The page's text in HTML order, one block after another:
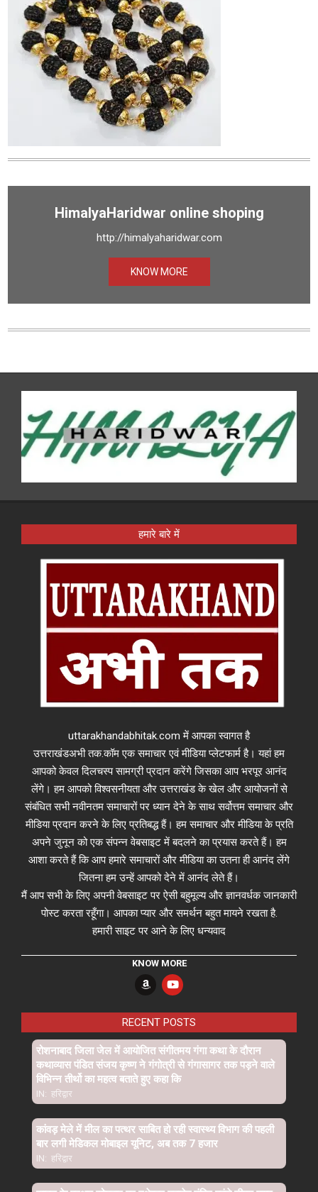
HimalyaHaridwar online shoping
http://himalyaharidwar.com
KNOW MORE
हमारे बारे में
uttarakhandabhitak.com में आपका स्वागत है
उत्तराखंडअभी तक.कॉम एक समाचार एवं मीडिया प्लेटफार्म है। यहां हम
आपको केवल दिलचस्प सामग्री प्रदान करेंगे जिसका आप भरपूर आनंद
लेंगे। हम आपको विश्वसनीयता और उत्तराखंड के खेल और आयोजनों से
संबंधित सभी नवीनतम समाचारों पर ध्यान देने के साथ सर्वोत्तम समाचार और
मीडिया प्रदान करने के लिए प्रतिबद्ध हैं। हम समाचार और मीडिया के प्रति
अपने जुनून को एक संपन्न वेबसाइट में बदलने का प्रयास करते हैं। हम
आशा करते हैं कि आप हमारे समाचारों और मीडिया का उतना ही आनंद लेंगे
जितना हम उन्हें आपको देने में आनंद लेते हैं।
मैं आप सभी के लिए अपनी वेबसाइट पर ऐसी बहुमूल्य और ज्ञानवर्धक जानकारी
पोस्ट करता रहूँगा। आपका प्यार और समर्थन बहुत मायने रखता है.
हमारी साइट पर आने के लिए धन्यवाद
KNOW MORE
RECENT POSTS
रोशनाबाद जिला जेल में आयोजित संगीतमय गंगा कथा के दौरान
कथाव्यास पंडित संजय कृष्ण ने गंगोत्री से गंगासागर तक पड़ने वाले
विभिन्न तीर्थो का महत्व बताते हुए कहा कि
IN: हरिद्वार
कांवड़ मेले में मील का पत्थर साबित हो रही स्वास्थ्य विभाग की पहली
बार लगी मेडिकल मोबाइल यूनिट, अब तक 7 हजार
IN: हरिद्वार